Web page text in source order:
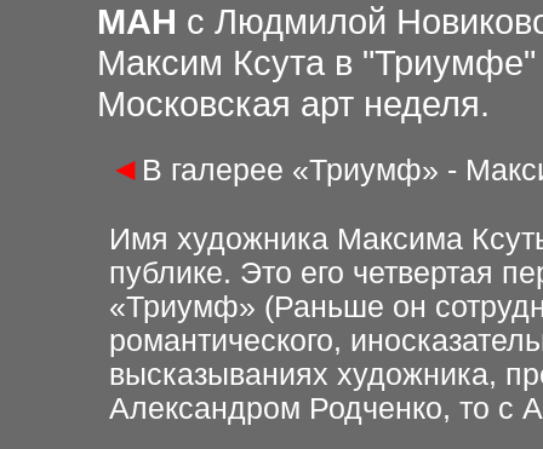
МАН с Людмилой
Максим Ксута в "Триумфе"
Московская арт неделя.
◄ В галерее «Триумф» -
Имя художника Максима
публике. Это его четвертая
«Триумф» (Раньше он
романтического,
высказываниях художника,
Александром Родченко, то с